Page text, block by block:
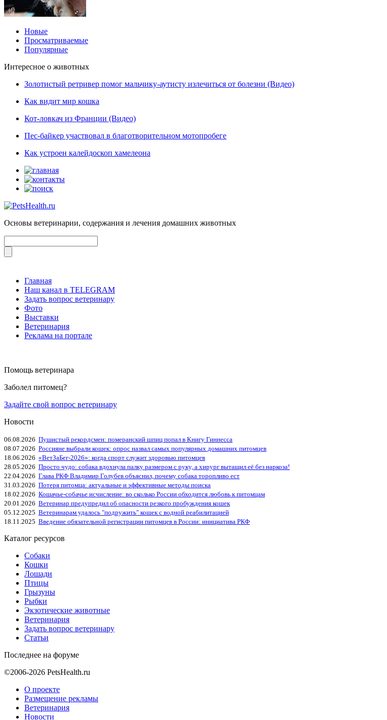
Новые
Просматриваемые
Популярные
Интересное о животных
Золотистый ретривер помог мальчику-аутисту излечиться от болезни (Видео)
Как видит мир кошка
Кот-ловкач из Франции (Видео)
Пес-байкер участвовал в благотворительном мотопробеге
Как устроен калейдоскоп хамелеона
Основы ветеринарии, содержания и лечения домашних животных
Главная
Наш канал в TELEGRAM
Задать вопрос ветеринару
Фото
Выставки
Ветеринария
Реклама на портале
Помощь ветеринара
Заболел питомец?
Задайте свой вопрос ветеринару
Новости
06.08.2026 Пушистый рекордсмен: померанский шпиц попал в Книгу Гиннесса
08.07.2026 Россияне выбрали кошек: опрос назвал самых популярных домашних питомцев
18.06.2026 «ВетЗаБег‑2026»: когда спорт служит здоровью питомцев
28.05.2026 Просто чудо: собака вдохнула палку размером с руку, а хирург вытащил её без наркоза!
22.04.2026 Глава РКФ Владимир Голубев объяснил, почему собака торопливо ест
31.03.2026 Потеря питомца: актуальные и эффективные методы поиска
18.02.2026 Кошачье-собачье исчисление: во сколько России обходится любовь к питомцам
20.01.2026 Ветеринар предупредил об опасности резкого пробуждения кошек
05.12.2025 Ветеринарам удалось "подружить" кошек с водной реабилитацией
18.11.2025 Введение обязательной регистрации питомцев в России: инициатива РКФ
Каталог ресурсов
Собаки
Кошки
Лошади
Птицы
Грызуны
Рыбки
Экзотические животные
Ветеринария
Задать вопрос ветеринару
Статьи
Последнее на форуме
©2006-2026 PetsHealth.ru
О проекте
Размещение рекламы
Ветеринария
Новости